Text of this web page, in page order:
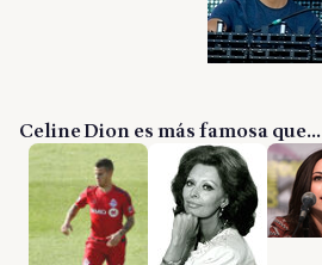
Celine Dion es más famosa que...